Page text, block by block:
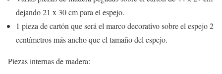
dejando 21 x 30 cm para el espejo.
1 pieza de cartón que será el marco decorativo sobre el espejo 2
centímetros más ancho que el tamaño del espejo.
Piezas internas de madera: